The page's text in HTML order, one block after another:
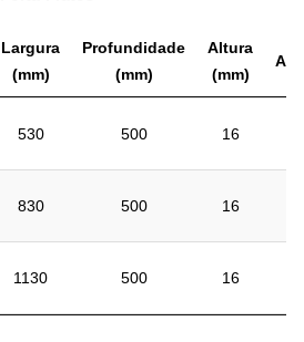
Largura
(mm)
Profundidade
(mm)
Altura
(mm)
530 500 16
830 500 16
1130 500 16